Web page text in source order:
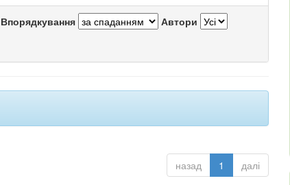
Впорядкування Автори
назад 1 далі